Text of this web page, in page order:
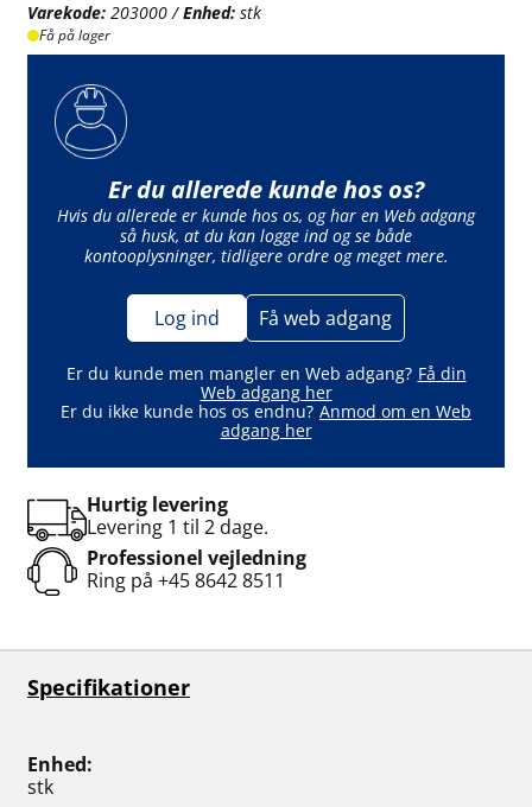
Varekode: 203000 /Enhed: stk
Få på lager
Er du allerede kunde hos os?
Hvis du allerede er kunde hos os, og har en Web adgang
så husk, at du kan logge ind og se både
kontooplysninger, tidligere ordre og meget mere.
Log ind Få web adgang
Er du kunde men mangler en Web adgang? Få din
Web adgang her
Er du ikke kunde hos os endnu? Anmod om en Web
adgang her
Hurtig levering
Levering 1 til 2 dage.
Professionel vejledning
Ring på +45 8642 8511
Specifikationer
Enhed
stk